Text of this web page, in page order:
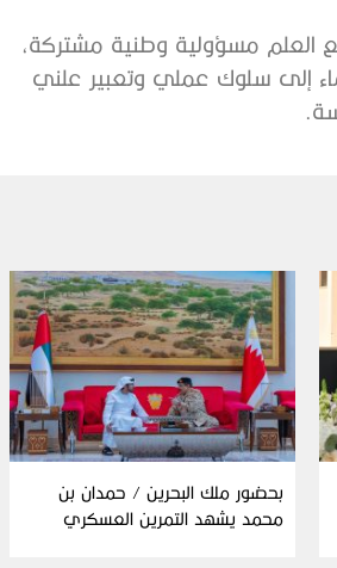
العلم مسؤولية وطنية مشتركة،
إلى سلوك عملي وتعبير علني
بحضور ملك البحرين / حمدان بن
محمد يشهد التمرين العسكري